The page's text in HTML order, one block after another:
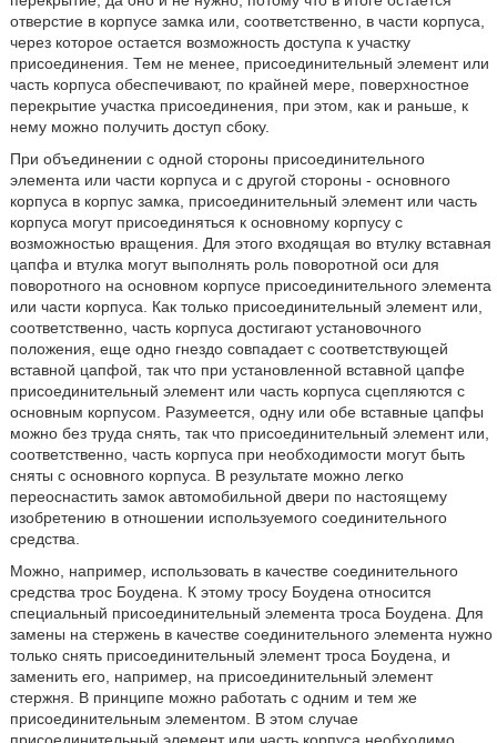
отверстие в корпусе замка или, соответственно, в части корпуса,
через которое остается возможность доступа к участку
присоединения. Тем не менее, присоединительный элемент или
часть корпуса обеспечивают, по крайней мере, поверхностное
перекрытие участка присоединения, при этом, как и раньше, к
нему можно получить доступ сбоку.
При объединении с одной стороны присоединительного
элемента или части корпуса и с другой стороны - основного
корпуса в корпус замка, присоединительный элемент или часть
корпуса могут присоединяться к основному корпусу с
возможностью вращения. Для этого входящая во втулку вставная
цапфа и втулка могут выполнять роль поворотной оси для
поворотного на основном корпусе присоединительного элемента
или части корпуса. Как только присоединительный элемент или,
соответственно, часть корпуса достигают установочного
положения, еще одно гнездо совпадает с соответствующей
вставной цапфой, так что при установленной вставной цапфе
присоединительный элемент или часть корпуса сцепляются с
основным корпусом. Разумеется, одну или обе вставные цапфы
можно без труда снять, так что присоединительный элемент или,
соответственно, часть корпуса при необходимости могут быть
сняты с основного корпуса. В результате можно легко
переоснастить замок автомобильной двери по настоящему
изобретению в отношении используемого соединительного
средства.
Можно, например, использовать в качестве соединительного
средства трос Боудена. К этому тросу Боудена относится
специальный присоединительный элемента троса Боудена. Для
замены на стержень в качестве соединительного элемента нужно
только снять присоединительный элемент троса Боудена, и
заменить его, например, на присоединительный элемент
стержня. В принципе можно работать с одним и тем же
присоединительным элементом. В этом случае